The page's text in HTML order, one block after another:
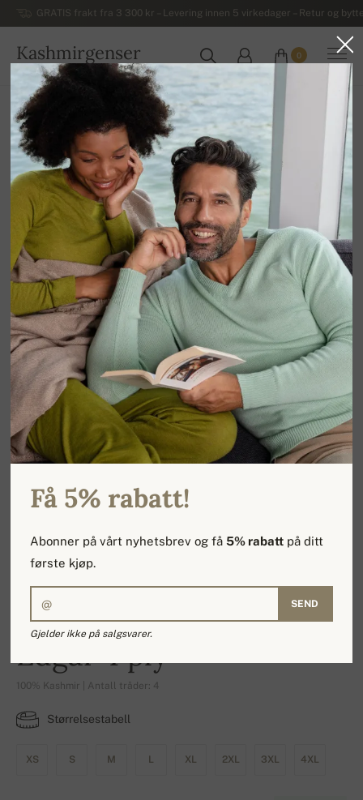
GRATIS frakt fra 3 300 kr – Levering innen 5 virkedager – Retur og
Kashmirgenser
NORGE
0
Hjem
Luksuriøse herregensere i kashmir
Herregensere med høy hals
Edgar 4 ply
100% Kashmir | Antall tråder: 4
Størrelsestabell
XS S M L XL 2XL 3XL 4XL
Få 5% rabatt!
Abonner på vårt nyhetsbrev og få5% rabatt på ditt
første kjøp.
SEND
Gjelder ikke på salgsvarer.